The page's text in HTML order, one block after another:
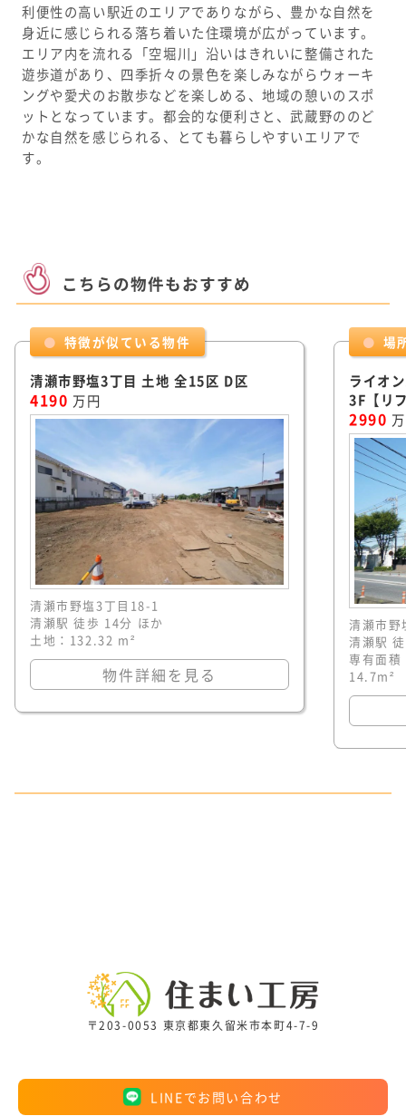
利便性の高い駅近のエリアでありながら、豊かな自然を
身近に感じられる落ち着いた住環境が広がっています。
エリア内を流れる「空堀川」沿いはきれいに整備された
遊歩道があり、四季折々の景色を楽しみながらウォーキ
ングや愛犬のお散歩などを楽しめる、地域の憩いのスポ
ットとなっています。都会的な便利さと、武蔵野ののど
かな自然を感じられる、とても暮らしやすいエリアで
す。
こちらの物件もおすすめ
特徴が似ている物件
清瀬市野塩3丁目 土地 全15区 D区
4190 万円
清瀬市野塩3丁目18-1
清瀬駅 徒歩 14分 ほか
土地：132.32 m²
物件詳細を見る
場
ライオ
3F【リ
2990
清瀬市
清瀬駅
専有面
〒203-0053 東京都東久留米市本町4-7-9
LINEでお問い合わせ